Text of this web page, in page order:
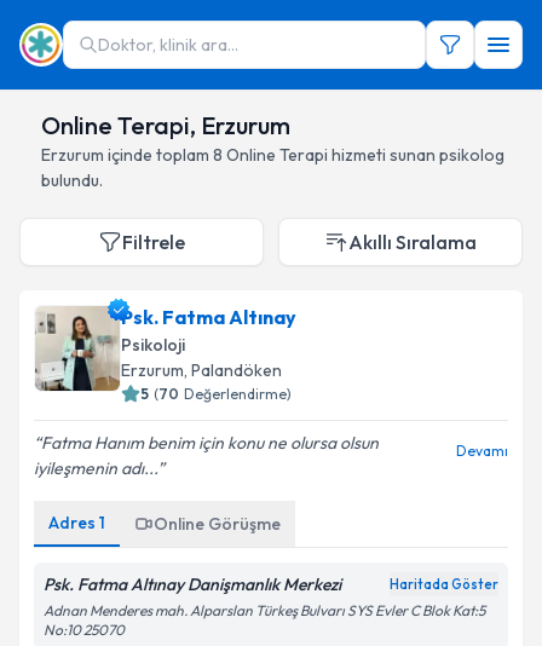
Doktor, klinik ara...
Online Terapi, Erzurum
Erzurum içinde toplam 8 Online Terapi hizmeti sunan psikolog
bulundu.
Filtrele Akıllı Sıralama
Psk. Fatma Altınay
Psikoloji
Erzurum, Palandöken
5 (70 Değerlendirme)
Fatma Hanım benim için konu ne olursa olsun
iyileşmenin adı...
Devamı
Adres 1 Online Görüşme
Psk. Fatma Altınay Danişmanlık Merkezi Haritada Göster
Adnan Menderes mah. Alparslan Türkeş Bulvarı SYS Evler C Blok Kat:5
No:10 25070